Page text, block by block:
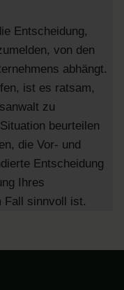
Entscheidung,
von den
abhängt.
ist es ratsam,
zu
beurteilen
die Vor- und
Entscheidung
Ihres
Fall sinnvoll ist.